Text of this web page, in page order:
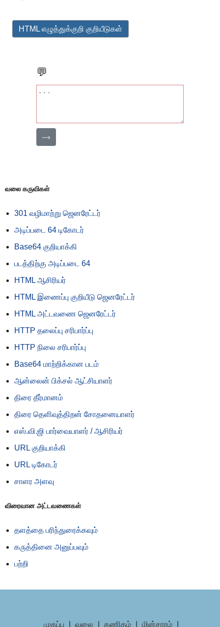
HTML எழுத்துக்குறி குறியீடுகள்
💬
⟶
வலை கருவிகள்
301 வழிமாற்று ஜெனரேட்டர்
அடிப்படை 64 டிகோடர்
Base64 குறியாக்கி
படத்திற்கு அடிப்படை 64
HTML ஆசிரியர்
HTML இணைப்பு குறியீடு ஜெனரேட்டர்
HTML அட்டவணை ஜெனரேட்டர்
HTTP தலைப்பு சரிபார்ப்பு
HTTP நிலை சரிபார்ப்பு
Base64 மாற்றிக்கான படம்
ஆன்லைன் பிக்சல் ஆட்சியாளர்
திரை தீர்மானம்
திரை தெளிவுத்திறன் சோதனையாளர்
எஸ்.வி.ஜி பார்வையாளர் / ஆசிரியர்
URL குறியாக்கி
URL டிகோடர்
சாளர அளவு
விரைவான அட்டவணைகள்
தளத்தை பரிந்துரைக்கவும்
கருத்தினை அனுப்பவும்
பற்றி
முகப்பு வலை கணிதம் மின்சாரம்